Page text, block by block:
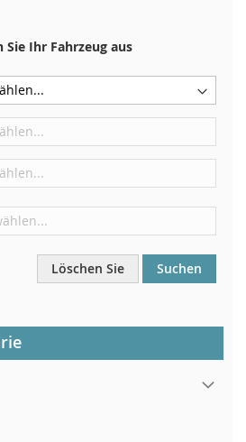
Und auch im Auto
für den rechten Vordersitz
der Trennwand unter der Haube
Sie Ihr Fahrzeug aus
Löschen Sie Suchen